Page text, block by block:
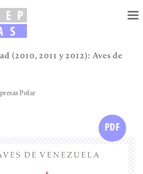
(2010, 2011 y 2012): Aves de
Polar
PDF